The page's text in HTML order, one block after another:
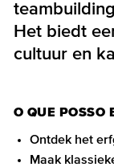
Het biedt
cultuur en
O QUE POSSO
Ontdek het
Maak